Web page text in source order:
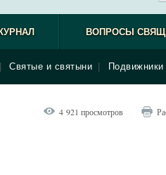
Святые и святыни Подвижники
ВОПРОСЫ
4 921 просмотров